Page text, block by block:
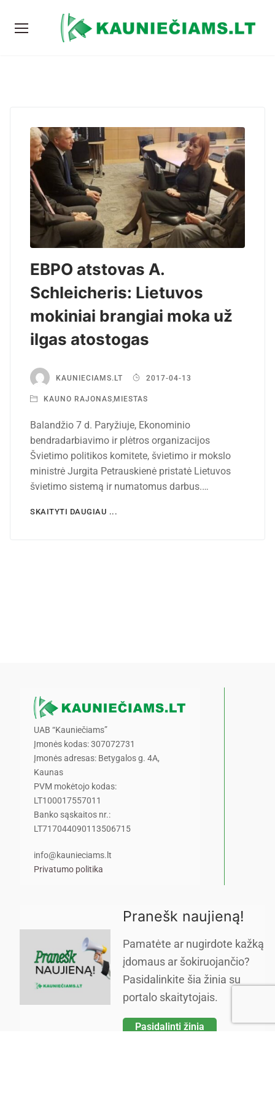
EBPO atstovas A.
Schleicheris: Lietuvos
mokiniai brangiai moka už
ilgas atostogas
KAUNIECIAMS.LT 2017-04-13
KAUNO RAJONAS,MIESTAS
Balandžio 7 d. Paryžiuje, Ekonominio
bendradarbiavimo ir plėtros organizacijos
Švietimo politikos komitete, švietimo ir mokslo
ministrė Jurgita Petrauskienė pristatė Lietuvos
švietimo sistemą ir numatomus darbus.…
SKAITYTI DAUGIAU ...
UAB “Kauniečiams”
Įmonės kodas: 307072731
Įmonės adresas: Betygalos g. 4A,
Kaunas
PVM mokėtojo kodas:
LT100017557011
Banko sąskaitos nr.:
LT717044090113506715
info@kaunieciams.lt
Privatumo politika
Pranešk naujieną!
Pamatėte ar nugirdote kažką
įdomaus ar šokiruojančio?
Pasidalinkite šia žinia su
portalo skaitytojais.
Pasidalinti žinia